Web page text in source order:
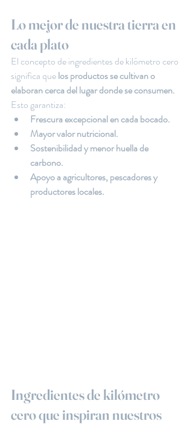
Lo mejor de nuestra tierra en
cada plato
El concepto de ingredientes de kilómetro cero
significa que los productos se cultivan o
elaboran cerca del lugar donde se consumen.
Esto garantiza:
Frescura excepcional en cada bocado.
Mayor valor nutricional.
Sostenibilidad y menor huella de
carbono.
Apoyo a agricultores, pescadores y
productores locales.
Ingredientes de kilómetro
cero que inspiran nuestros